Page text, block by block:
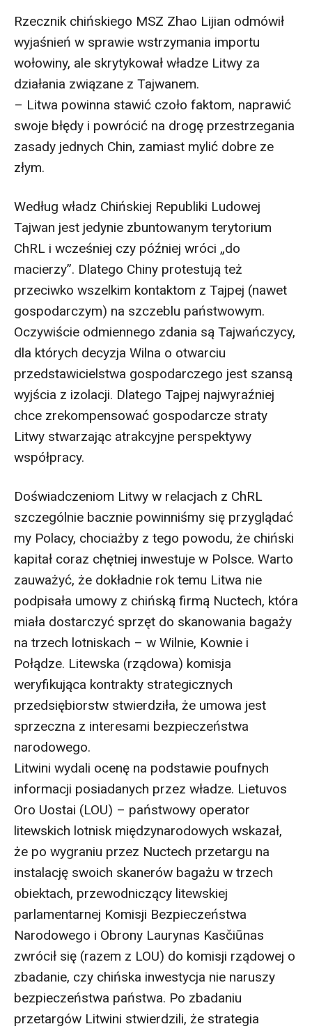
Rzecznik chińskiego MSZ Zhao Lijian odmówił
wyjaśnień w sprawie wstrzymania importu
wołowiny, ale skrytykował władze Litwy za
działania związane z Tajwanem.
– Litwa powinna stawić czoło faktom, naprawić
swoje błędy i powrócić na drogę przestrzegania
zasady jednych Chin, zamiast mylić dobre ze
złym.
Według władz Chińskiej Republiki Ludowej
Tajwan jest jedynie zbuntowanym terytorium
ChRL i wcześniej czy później wróci „do
macierzy”. Dlatego Chiny protestują też
przeciwko wszelkim kontaktom z Tajpej (nawet
gospodarczym) na szczeblu państwowym.
Oczywiście odmiennego zdania są Tajwańczycy,
dla których decyzja Wilna o otwarciu
przedstawicielstwa gospodarczego jest szansą
wyjścia z izolacji. Dlatego Tajpej najwyraźniej
chce zrekompensować gospodarcze straty
Litwy stwarzając atrakcyjne perspektywy
współpracy.
Doświadczeniom Litwy w relacjach z ChRL
szczególnie bacznie powinniśmy się przyglądać
my Polacy, chociażby z tego powodu, że chiński
kapitał coraz chętniej inwestuje w Polsce. Warto
zauważyć, że dokładnie rok temu Litwa nie
podpisała umowy z chińską firmą Nuctech, która
miała dostarczyć sprzęt do skanowania bagaży
na trzech lotniskach – w Wilnie, Kownie i
Połądze. Litewska (rządowa) komisja
weryfikująca kontrakty strategicznych
przedsiębiorstw stwierdziła, że umowa jest
sprzeczna z interesami bezpieczeństwa
narodowego.
Litwini wydali ocenę na podstawie poufnych
informacji posiadanych przez władze. Lietuvos
Oro Uostai (LOU) – państwowy operator
litewskich lotnisk międzynarodowych wskazał,
że po wygraniu przez Nuctech przetargu na
instalację swoich skanerów bagażu w trzech
obiektach, przewodniczący litewskiej
parlamentarnej Komisji Bezpieczeństwa
Narodowego i Obrony Laurynas Kasčiūnas
zwrócił się (razem z LOU) do komisji rządowej o
zbadanie, czy chińska inwestycja nie naruszy
bezpieczeństwa państwa. Po zbadaniu
przetargów Litwini stwierdzili, że strategia